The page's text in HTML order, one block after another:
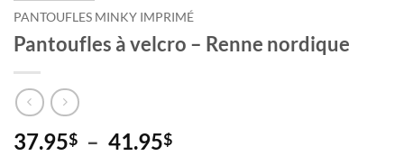
PANTOUFLES MINKY IMPRIMÉ
Pantoufles à velcro – Renne nordique
37.95$ – 41.95$Plage